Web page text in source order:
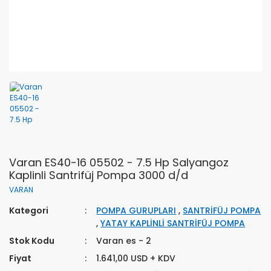
Varan ES40-16 05502 - 7.5 Hp Salyangoz
Kaplinli Santrifüj Pompa 3000 d/d
VARAN
Kategori POMPA GURUPLARI , SANTRİFÜJ POMPA
,YATAY KAPLİNLİ SANTRİFÜJ POMPA
Stok Kodu
Varan es - 2
Fiyat
1.641,00 USD + KDV